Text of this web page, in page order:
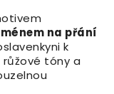
na přání
k
tóny a